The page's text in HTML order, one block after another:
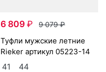
6 809₽ 9 079₽
туф­ли мужс­кие лет­ние
Ri­eker артикул 05223-14
41 44